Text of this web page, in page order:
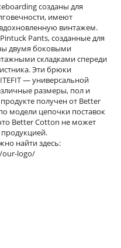
созданы для
имеют
винтажем.
Pants, созданные для
двумя боковыми
складками спереди
Эти брюки
— универсальной
размеры, пол и
получен от Better
модели цепочки поставок
Better Cotton не может
найти здесь:
our-logo/